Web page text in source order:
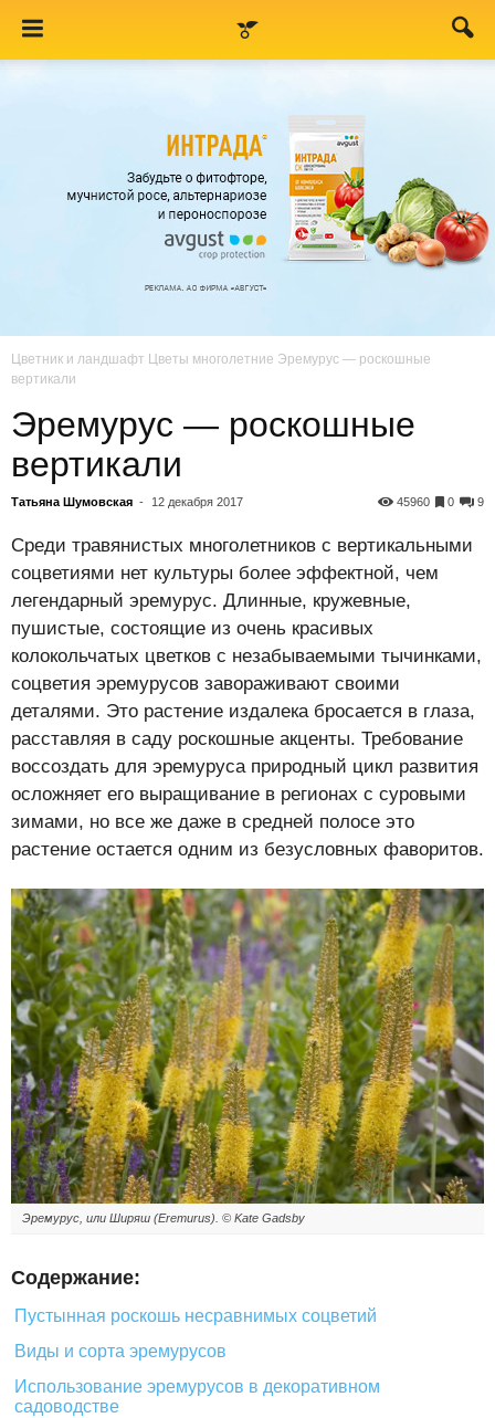
Цветник и ландшафт Цветы многолетние Эремурус — роскошные
вертикали
Эремурус — роскошные
вертикали
Татьяна Шумовская - 12 декабря 2017 9
0
45960
Среди травянистых многолетников с вертикальными
соцветиями нет культуры более эффектной, чем
легендарный эремурус. Длинные, кружевные,
пушистые, состоящие из очень красивых
колокольчатых цветков с незабываемыми тычинками,
соцветия эремурусов завораживают своими
деталями. Это растение издалека бросается в глаза,
расставляя в саду роскошные акценты. Требование
воссоздать для эремуруса природный цикл развития
осложняет его выращивание в регионах с суровыми
зимами, но все же даже в средней полосе это
растение остается одним из безусловных фаворитов.
Эремурус, или Ширяш (Eremurus). © Kate Gadsby
Содержание:
Пустынная роскошь несравнимых соцветий
Виды и сорта эремурусов
Использование эремурусов в декоративном
садоводстве